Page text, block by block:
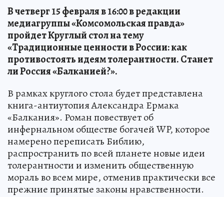
В четверг 15 февраля в 16:00 в редакции
медиагруппы «Комсомольская правда»
пройдет Круглый стол на тему
«Традиционные ценности в России: как
противостоять идеям толерантности. Станет
ли Россия «Балканией?».
В рамках круглого стола будет представлена
книга-антиутопия Александра Ермака
«Балкания». Роман повествует об
инфернальном обществе богачей WP, которое
намерено переписать Библию,
распространить по всей планете новые идеи
толерантности и изменить общественную
мораль во всем мире, отменив практически все
прежние принятые законы нравственности.